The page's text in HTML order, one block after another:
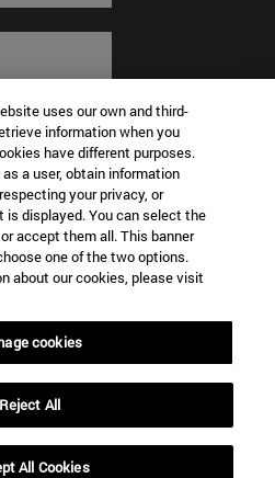
uses our own and third-
information when you
have different purposes.
a user, obtain information
your privacy, or
displayed. You can select the
accept them all. This banner
one of the two options.
about our cookies, please visit
cookies
Reject All
All Cookies